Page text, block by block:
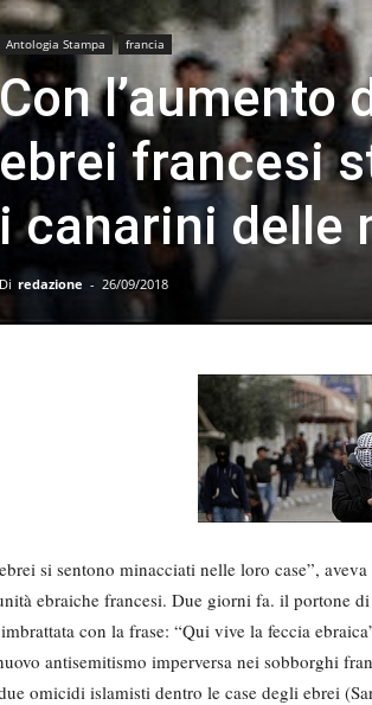
Antologia Stampa francia
Con
ebrei francesi
i canarini delle
Di redazione - 26/09/2018
si sentono minacciati nelle loro case”,
ebraiche francesi. Due giorni fa. il portone
con la frase: “Qui vive la feccia
antisemitismo imperversa nei sobborghi
omicidi islamisti dentro le case degli ebrei